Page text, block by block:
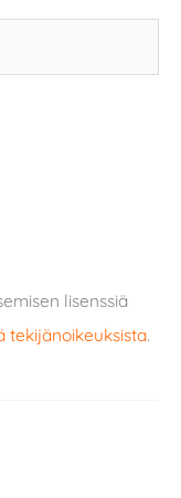
lisenssiä
tekijänoikeuksista.